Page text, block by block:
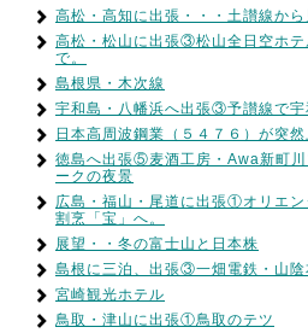
高松・高知に出張・・・土讃線から
高松・松山に出張③松山全日空ホ
で。
島根県・木次線
宇和島・八幡浜へ出張③予讃線で宇
日本高周波鋼業（５４７６）が突然
徳島へ出張⑤麦酒工房・Awa新町
ークの夜景
広島・福山・尾道に出張①オリエン
割烹「宝」へ。
展望・・冬の富士山と日本株
島根に三泊、出張③一畑電鉄・山陰
宮崎観光ホテル
鳥取・津山に出張①鳥取のテツ